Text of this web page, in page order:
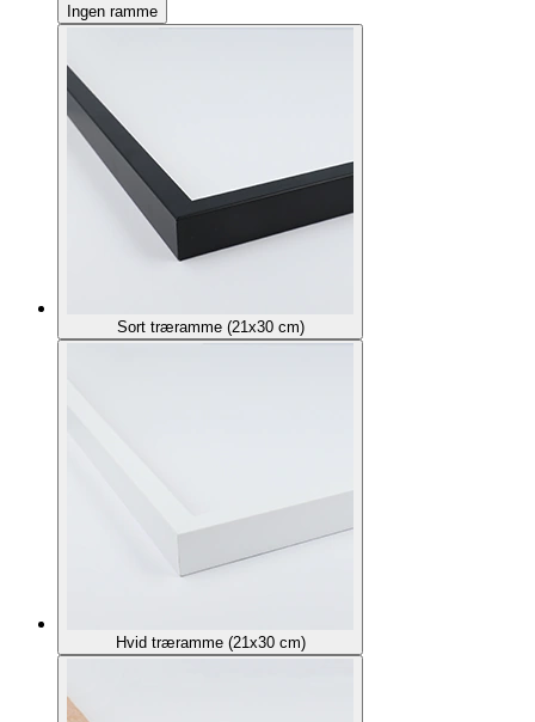
Ingen ramme
Sort træramme (21x30 cm)
Hvid træramme (21x30 cm)